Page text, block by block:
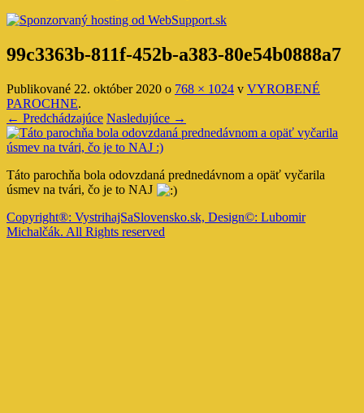
99c3363b-811f-452b-a383-80e54b0888a7
Publikované 22. október 2020 o 768 × 1024 v VYROBENÉ
PAROCHNE.
← Predchádzajúce Nasledujúce →
Táto parochňa bola odovzdaná prednedávnom a opäť vyčarila
úsmev na tvári, čo je to NAJ
Copyright®: VystrihajSaSlovensko.sk, Design©: Lubomir
Michalčák. All Rights reserved